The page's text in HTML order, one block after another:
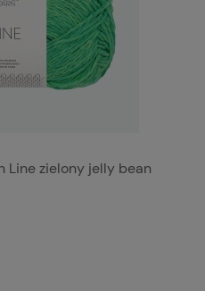
Line zielony jelly bean